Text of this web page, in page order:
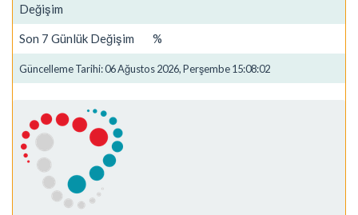
Değişim
Son 7 Günlük Değişim %
Güncelleme Tarihi: 06 Ağustos 2026, Perşembe 15:08:02